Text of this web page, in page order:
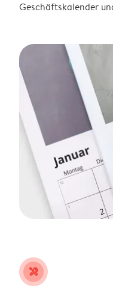
Geschäftskalender
tools